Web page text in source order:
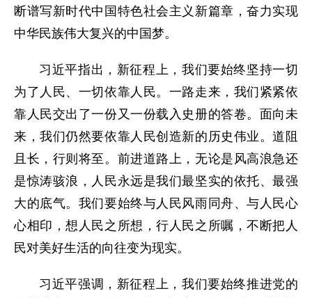
断谱写新时代中国特色社会主义新篇章，奋力实现
中华民族伟大复兴的中国梦。
习近平指出，新征程上，我们要始终坚持一切
为了人民、一切依靠人民。一路走来，我们紧紧依
靠人民交出了一份又一份载入史册的答卷。面向未
来，我们仍然要依靠人民创造新的历史伟业。道阻
且长，行则将至。前进道路上，无论是风高浪急还
是惊涛骇浪，人民永远是我们最坚实的依托、最强
大的底气。我们要始终与人民风雨同舟、与人民心
心相印，想人民之所想，行人民之所嘱，不断把人
民对美好生活的向往变为现实。
习近平强调，新征程上，我们要始终推进党的